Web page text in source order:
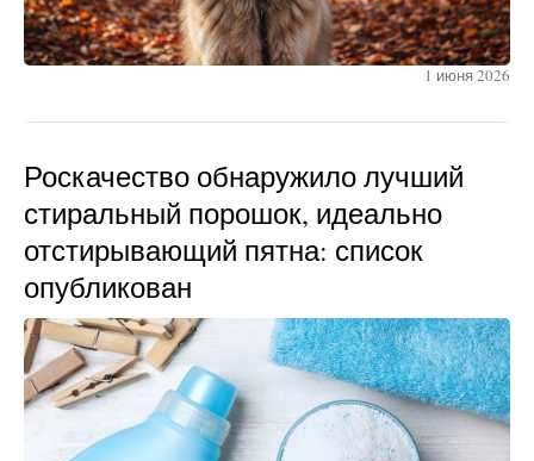
1 июня 2026
Роскачество обнаружило лучший
стиральный порошок, идеально
отстирывающий пятна: список
опубликован